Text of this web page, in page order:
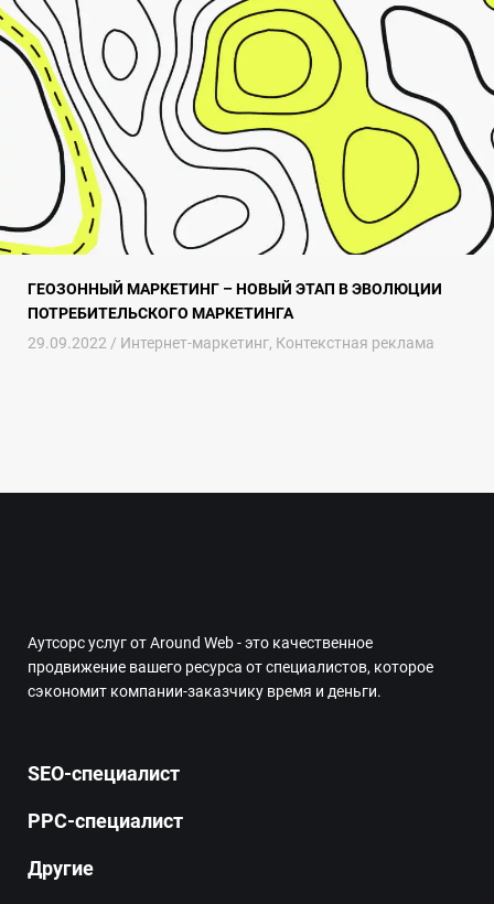
ГЕОЗОННЫЙ МАРКЕТИНГ – НОВЫЙ ЭТАП В ЭВОЛЮЦИИ
ПОТРЕБИТЕЛЬСКОГО МАРКЕТИНГА
29.09.2022 / Интернет-маркетинг, Контекстная реклама
Аутсорс услуг от Around Web - это качественное
продвижение вашего ресурса от специалистов, которое
сэкономит компании-заказчику время и деньги.
SEO-специалист
PPC-специалист
Другие